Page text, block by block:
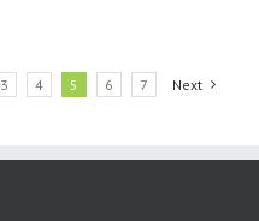
3 4 5 6 7 Next